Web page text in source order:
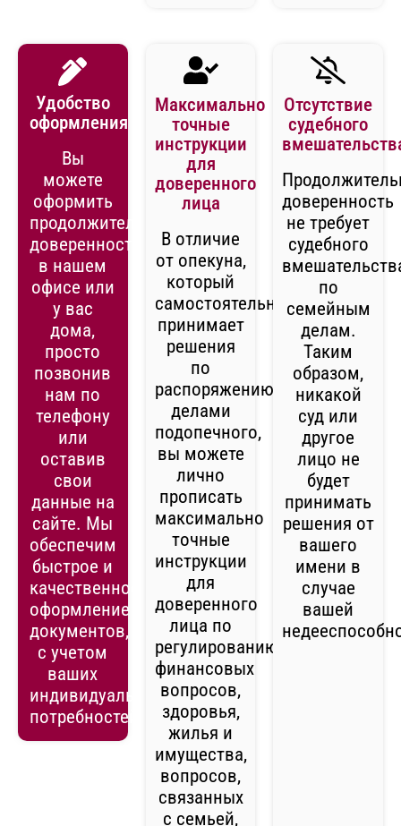
Удобство
оформления
Вы
можете
оформить
продолжительную
доверенность
в нашем
офисе или
у вас
дома,
просто
позвонив
нам по
телефону
или
оставив
свои
данные на
сайте. Мы
обеспечим
быстрое и
качественное
оформление
документов,
с учетом
ваших
индивидуальных
потребностей.
Максимально
точные
инструкции
для
доверенного
лица
В отличие
от опекуна,
который
самостоятельно
принимает
решения
по
распоряжению
делами
подопечного,
вы можете
лично
прописать
максимально
точные
инструкции
для
доверенного
лица по
регулированию
финансовых
вопросов,
здоровья,
жилья и
имущества,
вопросов,
связанных
с семьей,
Отсутствие
судебного
доверенность
не требует
судебного
по
семейным
делам.
Таким
образом,
никакой
суд или
другое
лицо не
будет
принимать
решения от
вашего
имени в
случае
вашей